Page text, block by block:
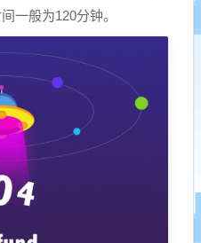
一般为120分钟。